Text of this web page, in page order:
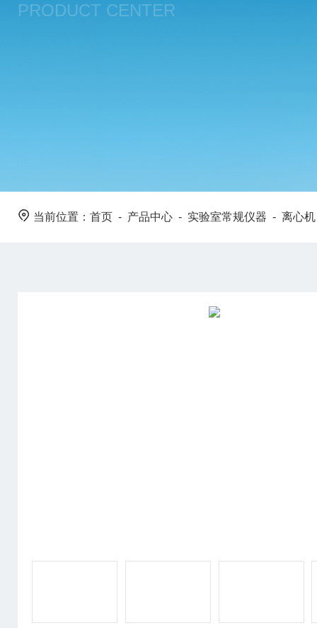
PRODUCT CENTER
当前位置： 首页 - 产品中心 - 实验室常规仪器 - 离心机